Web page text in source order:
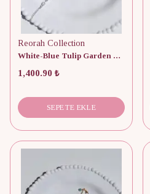
Reorah Collection
White-Blue Tulip Garden Saat
1,400.90 ₺
SEPETE EKLE